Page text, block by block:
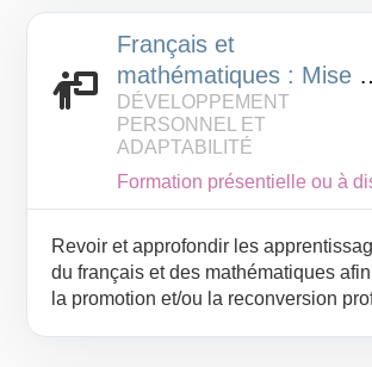
Français et
mathématiques : Mise à
niveau des
connaissances
DÉVELOPPEMENT
PERSONNEL ET
ADAPTABILITÉ
Formation présentielle ou à
Revoir et approfondir les
du français et des mathématiques
la promotion et/ou la reconversion